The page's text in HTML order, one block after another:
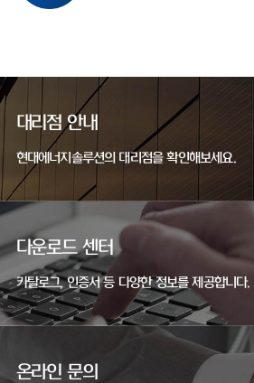
대리점 안내
현대에너지솔루션의 대리점을 확인해보세요.
다운로드 센터
카탈로그, 인증서 등 다양한 정보를 제공합니다.
온라인 문의